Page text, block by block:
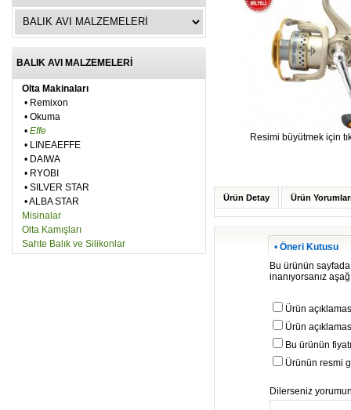
BALIK AVI MALZEMELERİ
Olta Makinaları
• Remixon
• Okuma
• Effe
• LINEAEFFE
• DAIWA
• RYOBI
• SILVER STAR
•ALBA STAR
Misinalar
Olta Kamışları
Sahte Balık ve Silikonlar
Resimi büyütmek için
Ürün Detay Ürün
• Öneri Kutusu
Bu ürünün
inanıyorsanız
Ürün
Ürün
Bu ürünün
Ürünün resmi
Dilerseniz